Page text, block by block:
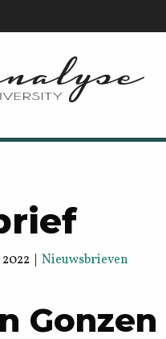
2022 |Nieuwsbrieven
Gonzen